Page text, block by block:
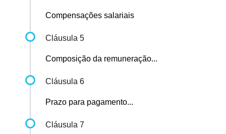
Compensações salariais
Cláusula 5
Composição da remuneração...
Cláusula 6
Prazo para pagamento...
Cláusula 7